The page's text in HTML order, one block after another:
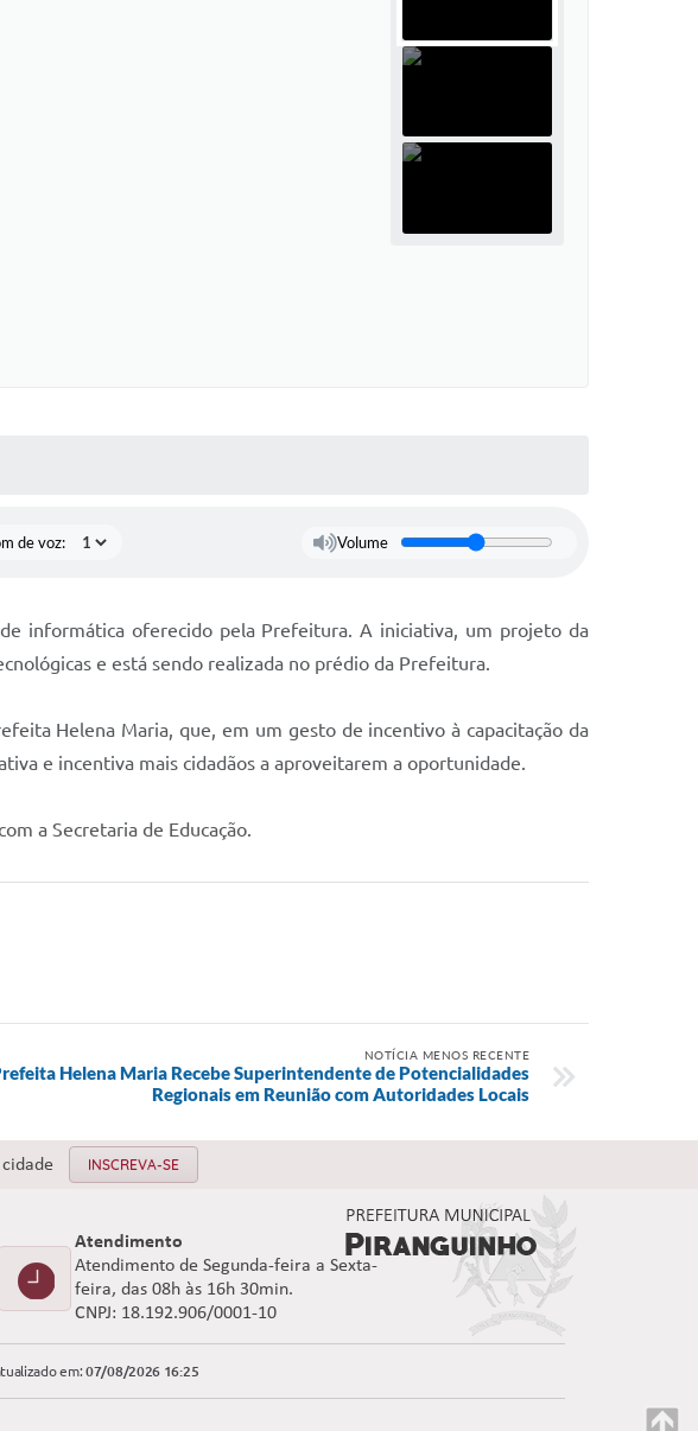
de voz: Volume
informática oferecido pela Prefeitura. A iniciativa, um projeto da
e está sendo realizada no prédio da Prefeitura.
Helena Maria, que, em um gesto de incentivo à capacitação da
e incentiva mais cidadãos a aproveitarem a oportunidade.
a Secretaria de Educação.
NOTÍCIA MENOS RECENTE
Helena Maria Recebe Superintendente de Potencialidades
Regionais em Reunião com Autoridades Locais
INSCREVA-SE
Atendimento
Atendimento de Segunda-feira a Sexta-
feira, das 08h às 16h 30min.
CNPJ: 18.192.906/0001-10
em:07/08/2026 16:25